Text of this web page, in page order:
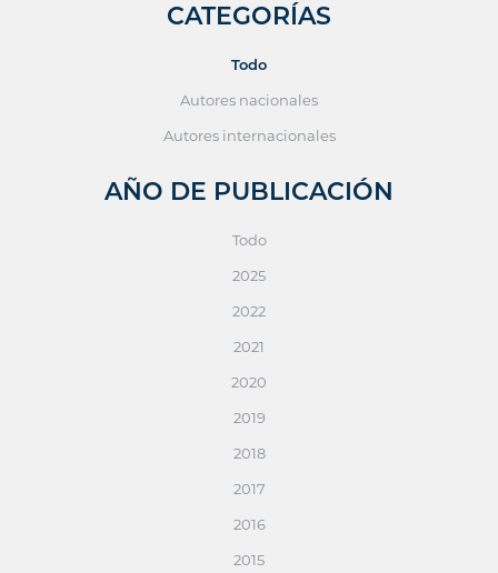
CATEGORÍAS
Todo
Autores nacionales
Autores internacionales
AÑO DE PUBLICACIÓN
Todo
2025
2022
2021
2020
2019
2018
2017
2016
2015